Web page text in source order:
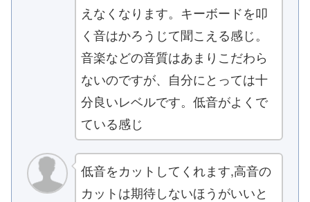
えなくなります。キーボードを叩
く音はかろうじて聞こえる感じ。
音楽などの音質はあまりこだわら
ないのですが、自分にとっては十
分良いレベルです。低音がよくで
ている感じ
低音をカットしてくれます,高音の
カットは期待しないほうがいいと